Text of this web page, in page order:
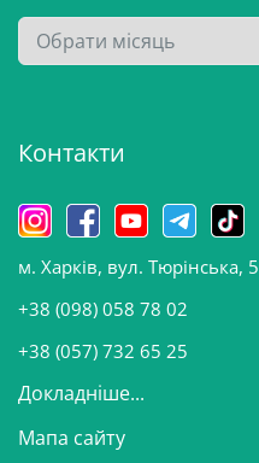
А
р
в
н
о
в
и
Контакти
м. Харків, вул. Тюрінська, 5
+38 (098) 058 78 02
+38 (057) 732 65 25
Докладніше...
Мапа сайту